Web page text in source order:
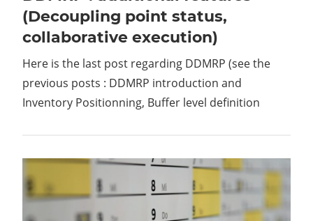
(Decoupling point status,
collaborative execution)
Here is the last post regarding DDMRP (see the
previous posts : DDMRP introduction and
Inventory Positionning, Buffer level definition